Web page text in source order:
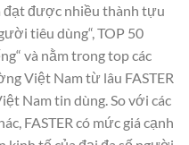
được nhiều thành tựu
tiêu dùng“, TOP 50
và nằm trong top các
Việt Nam từ lâu FASTER
Nam tin dùng. So với các
FASTER có mức giá cạnh